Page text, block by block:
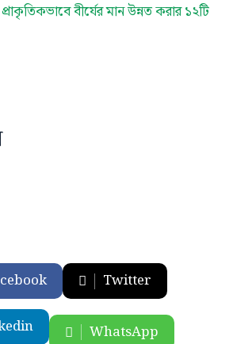
বীর্যের মান উন্নত করার ১২টি
Twitter
WhatsApp